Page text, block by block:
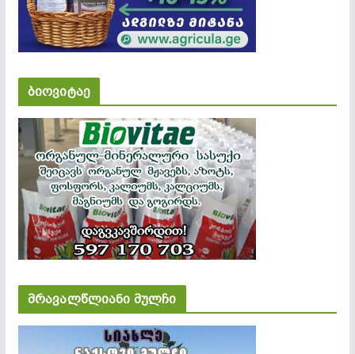
ბიოვიტაე
მრავალწლიანი მულჩი